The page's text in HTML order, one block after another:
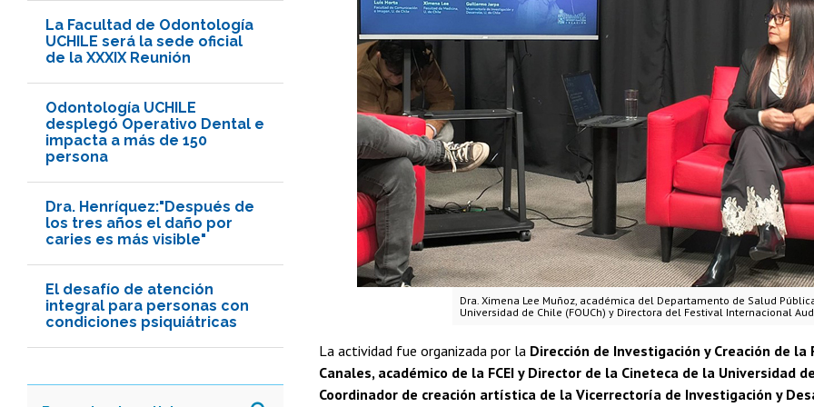
La Facultad de Odontología
UCHILE será la sede oficial
de la XXXIX Reunión
Odontología UCHILE
desplegó Operativo Dental e
impacta a más de 150
persona
Dra. Henríquez:"Después de
los tres años el daño por
caries es más visible"
El desafío de atención
integral para personas con
condiciones psiquiátricas
Dra. Ximena Lee Muñoz, académica del Departamento de Salud
Universidad de Chile (FOUCh) y Directora del Festival Internacional
La actividad fue organizada por la Dirección de Investigación y Creación de la
Canales, académico de la FCEI y Director de la Cineteca de la Universidad
Coordinador de creación artística de la Vicerrectoría de Investigación y